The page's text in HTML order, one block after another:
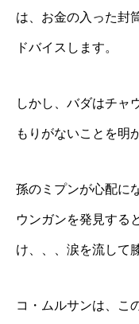
は、お金の入った封
ドバイスします。
しかし、バダはチャ
もりがないことを明
孫のミプンが心配に
ウンガンを発見する
け、、、涙を流して
コ・ムルサンは、こ